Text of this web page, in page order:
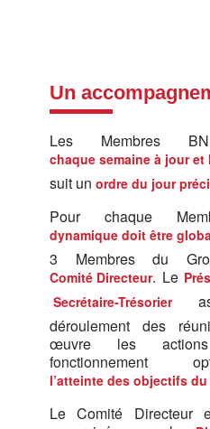
Un
Les Membres
chaque semaine à jour et
suit un ordre du jour
Pour chaque
dynamique doit être
3 Membres du
Comité Directeur. Le
Secrétaire-Trésorier
déroulement des
œuvre les
l’atteinte des objectifs
Le Comité Directeur